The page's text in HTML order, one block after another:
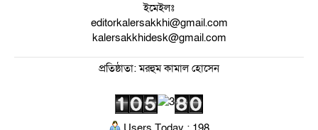
ইমেইলঃ
editorkalersakkhi@gmail.com
kalersakkhidesk@gmail.com
প্রতিষ্ঠাতা: মরহুম কামাল হোসেন